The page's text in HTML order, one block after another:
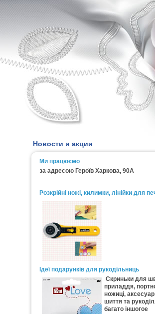
Новости и акции
Ми працюємо
за адресою Героїв Харкова, 90А
Розкрійні ножі, килимки, лінійки для
Ідеї подарунків для рукодільниць
Скриньки для
приладдя,
ножиці,
шиття та
багато іншогое